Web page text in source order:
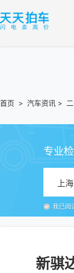
首页 > 汽车资讯 >
专业
上海
我已阅
新骐